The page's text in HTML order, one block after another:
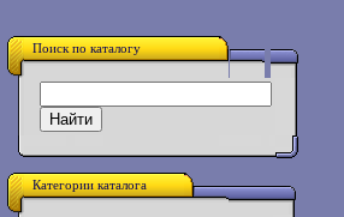
Поиск по каталогу
Категории каталога